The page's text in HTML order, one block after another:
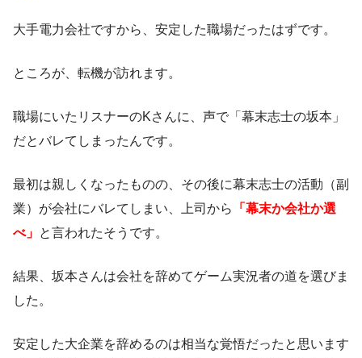
大手電力会社ですから、安定した職場だったはずです。
ところが、転機が訪れます。
職場にいたリスナーのKさんに、声で「幕末志士の坂本」
だとバレてしまったんです。
最初は親しくなったものの、その後に幕末志士の活動（副
業）が会社にバレてしまい、上司から
「幕末か会社か選
べ」 と言われたそうです。
結果、坂本さんは会社を辞めてゲーム実況者の道を選びま
した。
安定した大企業を辞めるのは相当な覚悟だったと思います